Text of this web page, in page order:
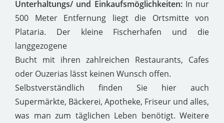
Unterhaltungs/ und Einkaufsmöglichkeiten:In nur
500 Meter Entfernung liegt die Ortsmitte von
Plataria. Der kleine Fischerhafen und die
langgezogene
Bucht mit ihren zahlreichen Restaurants, Cafes
oder Ouzerias lässt keinen Wunsch offen.
Selbstverständlich finden Sie hier auch
Supermärkte, Bäckerei, Apotheke, Friseur und alles,
was man zum täglichen Leben benötigt. Weitere